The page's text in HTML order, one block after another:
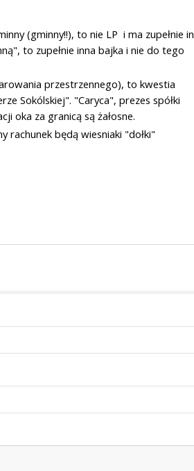
(gminny!!), to nie LP i ma zupełnie
to zupełnie inna bajka i nie do tego
przestrzennego), to kwestia
Sokólskiej". "Caryca", prezes spółki
oka za granicą są żałosne.
rachunek będą wiesniaki "dołki"